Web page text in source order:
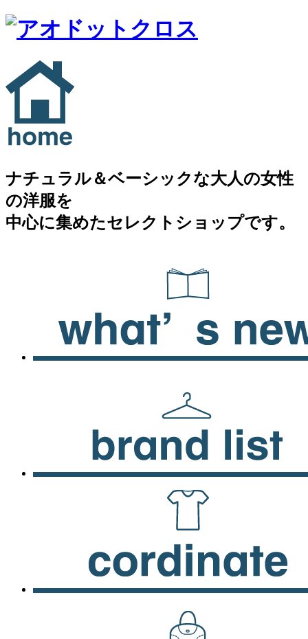
ナチュラル＆ベーシックな大人の女性
の洋服を
中心に集めたセレクトショップです。